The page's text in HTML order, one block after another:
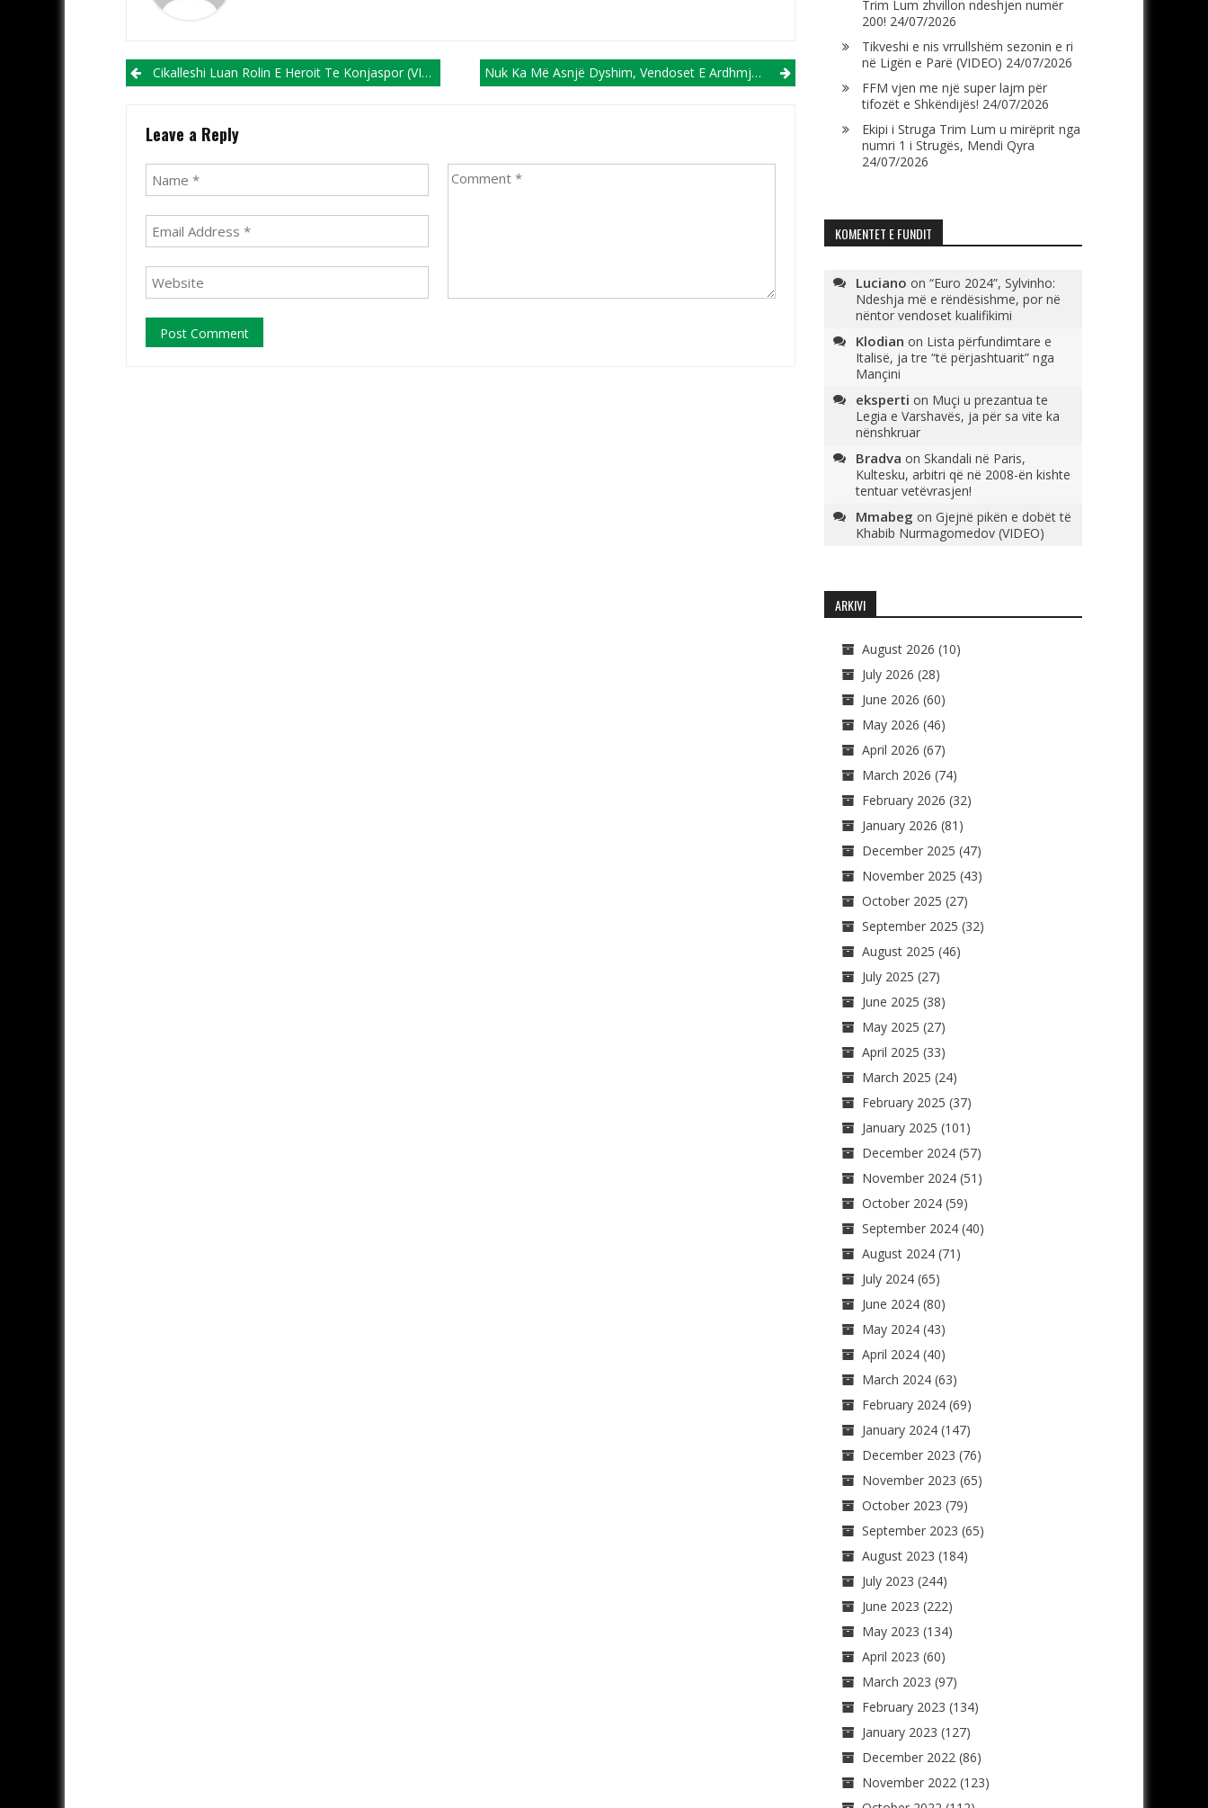
Post navigation
Cikalleshi Luan Rolin E Heroit Te Konjaspor (VIDEO) Nuk Ka Më Asnjë Dyshim, Vendoset E Ardhmja E Lautaro Martinez!
Leave a Reply
Trim Lum zhvillon ndeshjen numër
200! 24/07/2026
Tikveshi e nis vrrullshëm sezonin e ri
në Ligën e Parë (VIDEO) 24/07/2026
FFM vjen me një super lajm për
tifozët e Shkëndijës! 24/07/2026
Ekipi i Struga Trim Lum u mirëprit nga
numri 1 i Strugës, Mendi Qyra
24/07/2026
KOMENTET E FUNDIT
Luciano on “Euro 2024”, Sylvinho:
Ndeshja më e rëndësishme, por në
nëntor vendoset kualifikimi
Klodian on Lista përfundimtare e
Italisë, ja tre “të përjashtuarit” nga
Mançini
eksperti on Muçi u prezantua te
Legia e Varshavës, ja për sa vite ka
nënshkruar
Bradva on Skandali në Paris,
Kultesku, arbitri që në 2008-ën kishte
tentuar vetëvrasjen!
Mmabeg on Gjejnë pikën e dobët të
Khabib Nurmagomedov (VIDEO)
ARKIVI
August 2026 (10)
July 2026 (28)
June 2026 (60)
May 2026 (46)
April 2026 (67)
March 2026 (74)
February 2026 (32)
January 2026 (81)
December 2025 (47)
November 2025 (43)
October 2025 (27)
September 2025 (32)
August 2025 (46)
July 2025 (27)
June 2025 (38)
May 2025 (27)
April 2025 (33)
March 2025 (24)
February 2025 (37)
January 2025 (101)
December 2024(57)
November 2024(51)
October 2024(59)
September 2024(40)
August 2024(71)
July 2024(65)
June 2024(80)
May 2024(43)
April 2024(40)
March 2024(63)
February 2024(69)
January 2024(147)
December 2023 (76)
November 2023 (65)
October 2023 (79)
September 2023 (65)
August 2023 (184)
July 2023 (244)
June 2023 (222)
May 2023 (134)
April 2023 (60)
March 2023 (97)
February 2023 (134)
January 2023 (127)
December 2022(86)
November 2022(123)